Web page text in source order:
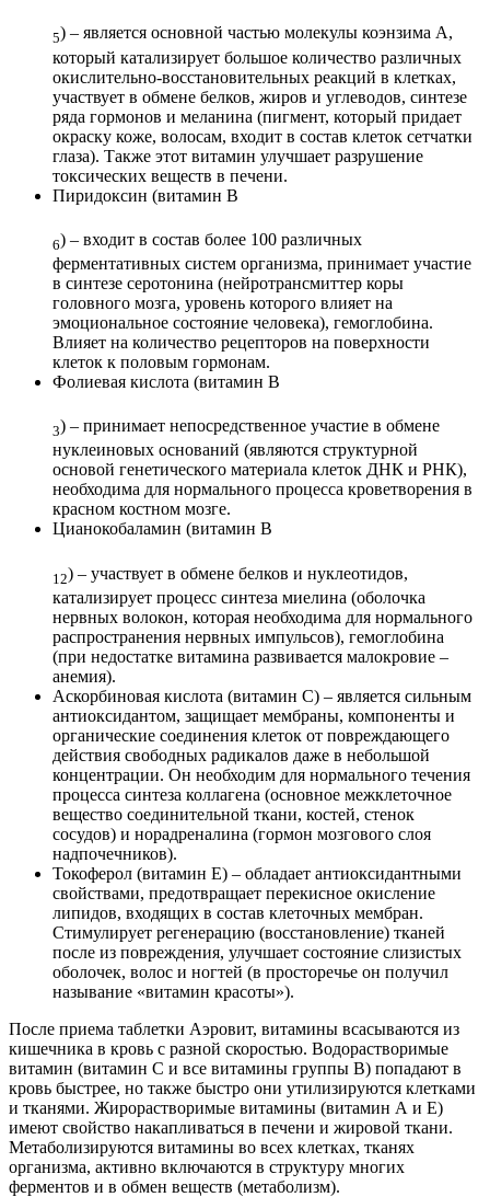
5) – является основной частью молекулы коэнзима А,
который катализирует большое количество различных
окислительно-восстановительных реакций в клетках,
участвует в обмене белков, жиров и углеводов, синтезе
ряда гормонов и меланина (пигмент, который придает
окраску коже, волосам, входит в состав клеток сетчатки
глаза). Также этот витамин улучшает разрушение
токсических веществ в печени.
Пиридоксин (витамин В
6) – входит в состав более 100 различных
ферментативных систем организма, принимает участие
в синтезе серотонина (нейротрансмиттер коры
головного мозга, уровень которого влияет на
эмоциональное состояние человека), гемоглобина.
Влияет на количество рецепторов на поверхности
клеток к половым гормонам.
Фолиевая кислота (витамин В
3) – принимает непосредственное участие в обмене
нуклеиновых оснований (являются структурной
основой генетического материала клеток ДНК и РНК),
необходима для нормального процесса кроветворения в
красном костном мозге.
Цианокобаламин (витамин В
12) – участвует в обмене белков и нуклеотидов,
катализирует процесс синтеза миелина (оболочка
нервных волокон, которая необходима для нормального
распространения нервных импульсов), гемоглобина
(при недостатке витамина развивается малокровие –
анемия).
Аскорбиновая кислота (витамин С) – является сильным
антиоксидантом, защищает мембраны, компоненты и
органические соединения клеток от повреждающего
действия свободных радикалов даже в небольшой
концентрации. Он необходим для нормального течения
процесса синтеза коллагена (основное межклеточное
вещество соединительной ткани, костей, стенок
сосудов) и норадреналина (гормон мозгового слоя
надпочечников).
Токоферол (витамин Е) – обладает антиоксидантными
свойствами, предотвращает перекисное окисление
липидов, входящих в состав клеточных мембран.
Стимулирует регенерацию (восстановление) тканей
после из повреждения, улучшает состояние слизистых
оболочек, волос и ногтей (в просторечье он получил
называние «витамин красоты»).
После приема таблетки Аэровит, витамины всасываются из
кишечника в кровь с разной скоростью. Водорастворимые
витамин (витамин С и все витамины группы В) попадают в
кровь быстрее, но также быстро они утилизируются клетками
и тканями. Жирорастворимые витамины (витамин А и Е)
имеют свойство накапливаться в печени и жировой ткани.
Метаболизируются витамины во всех клетках, тканях
организма, активно включаются в структуру многих
ферментов и в обмен веществ (метаболизм).